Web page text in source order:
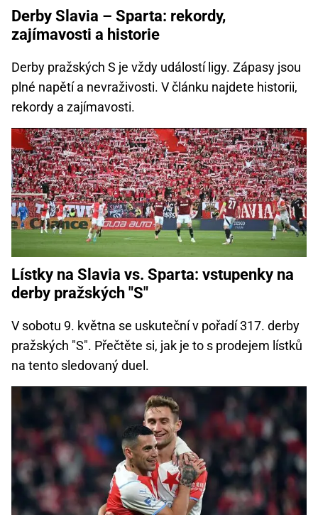
Derby Slavia – Sparta: rekordy,
zajímavosti a historie
Derby pražských S je vždy událostí ligy. Zápasy jsou
plné napětí a nevraživosti. V článku najdete historii,
rekordy a zajímavosti.
Lístky na Slavia vs. Sparta: vstupenky na
derby pražských "S"
V sobotu 9. května se uskuteční v pořadí 317. derby
pražských "S". Přečtěte si, jak je to s prodejem lístků
na tento sledovaný duel.